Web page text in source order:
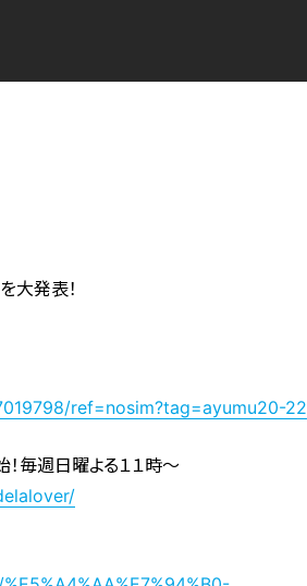
大発表！
ref=nosim?tag=ayumu20-22
毎週日曜よる１１時～